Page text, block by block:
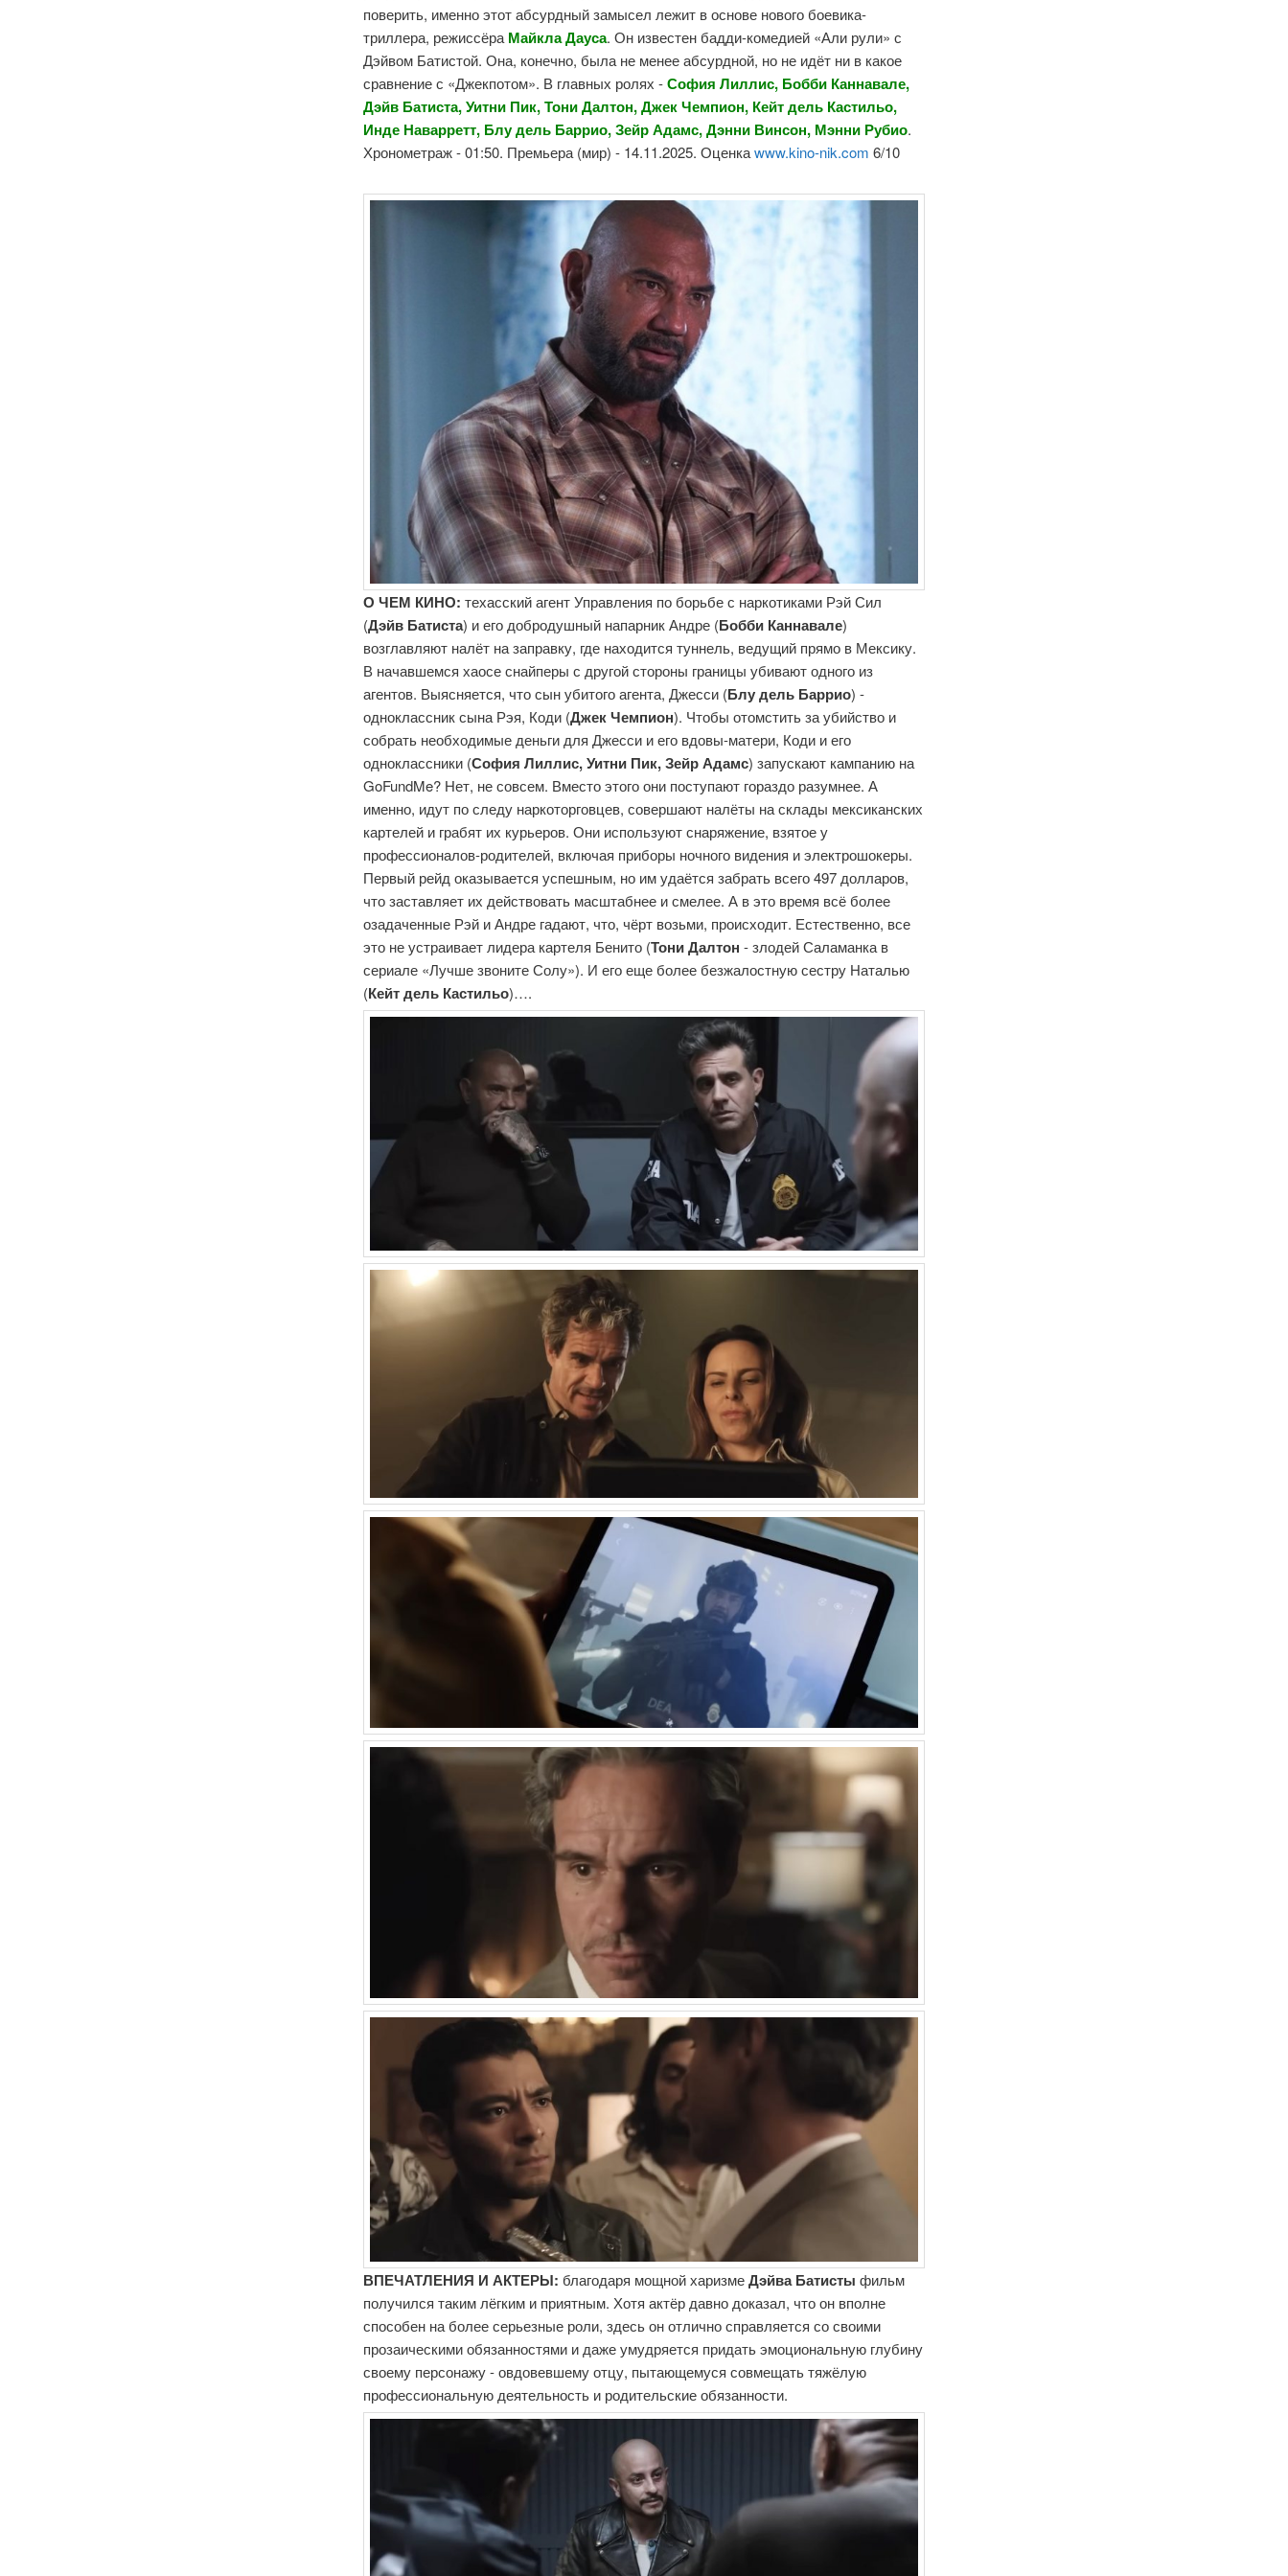
поверить, именно этот абсурдный замысел лежит в основе нового боевика-
триллера, режиссёраМайкла Дауса. Он известен бадди-комедией «Али рули» с
Дэйвом Батистой. Она, конечно, была не менее абсурдной, но не идёт ни в какое
сравнение с «Джекпотом». В главных ролях -София Лиллис, Бобби Каннавале,
Дэйв Батиста, Уитни Пик, Тони Далтон, Джек Чемпион, Кейт дель Кастильо,
Инде Наварретт, Блу дель Баррио, Зейр Адамс, Дэнни Винсон, Мэнни Рубио.
Хронометраж - 01:50. Премьера (мир) - 14.11.2025. Оценкаwww.kino-nik.com 6/10
О ЧЕМ КИНО: техасский агент Управления по борьбе с наркотиками Рэй Сил
(Дэйв Батиста) и его добродушный напарник Андре (Бобби Каннавале)
возглавляют налёт на заправку, где находится туннель, ведущий прямо в Мексику.
В начавшемся хаосе снайперы с другой стороны границы убивают одного из
агентов. Выясняется, что сын убитого агента, Джесси (Блу дель Баррио) -
одноклассник сына Рэя, Коди (Джек Чемпион). Чтобы отомстить за убийство и
собрать необходимые деньги для Джесси и его вдовы-матери, Коди и его
одноклассники (София Лиллис, Уитни Пик, Зейр Адамс) запускают кампанию на
GoFundMe? Нет, не совсем. Вместо этого они поступают гораздо разумнее. А
именно, идут по следу наркоторговцев, совершают налёты на склады мексиканских
картелей и грабят их курьеров. Они используют снаряжение, взятое у
профессионалов-родителей, включая приборы ночного видения и электрошокеры.
Первый рейд оказывается успешным, но им удаётся забрать всего 497 долларов,
что заставляет их действовать масштабнее и смелее. А в это время всё более
озадаченные Рэй и Андре гадают, что, чёрт возьми, происходит. Естественно, все
это не устраивает лидера картеля Бенито (Тони Далтон - злодей Саламанка в
сериале «Лучше звоните Солу»). И его еще более безжалостную сестру Наталью
(Кейт дель Кастильо)….
ВПЕЧАТЛЕНИЯ И АКТЕРЫ: благодаря мощной харизмеДэйва Батисты фильм
получился таким лёгким и приятным. Хотя актёр давно доказал, что он вполне
способен на более серьезные роли, здесь он отлично справляется со своими
прозаическими обязанностями и даже умудряется придать эмоциональную глубину
своему персонажу - овдовевшему отцу, пытающемуся совмещать тяжёлую
профессиональную деятельность и родительские обязанности.